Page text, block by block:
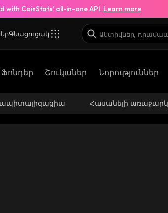
with CoinStats’ all-in-one API. Learn more
Գնացուցակ
Ֆոնդեր Շուկաներ Նորություններ
Հասանելի առաջարկ